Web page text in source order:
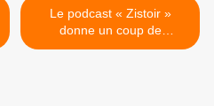
Le podcast « Zistoir »
donne un coup de
projecteur sur les femmes